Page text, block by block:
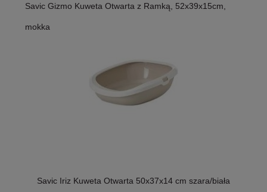
Savic Gizmo Kuweta Otwarta z Ramką, 52x39x15cm,
mokka
Savic Iriz Kuweta Otwarta 50x37x14 cm szara/biała